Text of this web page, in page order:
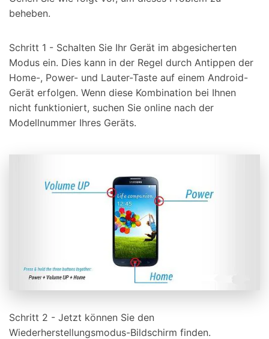
beheben.
Schritt 1 - Schalten Sie Ihr Gerät im abgesicherten
Modus ein. Dies kann in der Regel durch Antippen der
Home-, Power- und Lauter-Taste auf einem Android-
Gerät erfolgen. Wenn diese Kombination bei Ihnen
nicht funktioniert, suchen Sie online nach der
Modellnummer Ihres Geräts.
Schritt 2 - Jetzt können Sie den
Wiederherstellungsmodus-Bildschirm finden.